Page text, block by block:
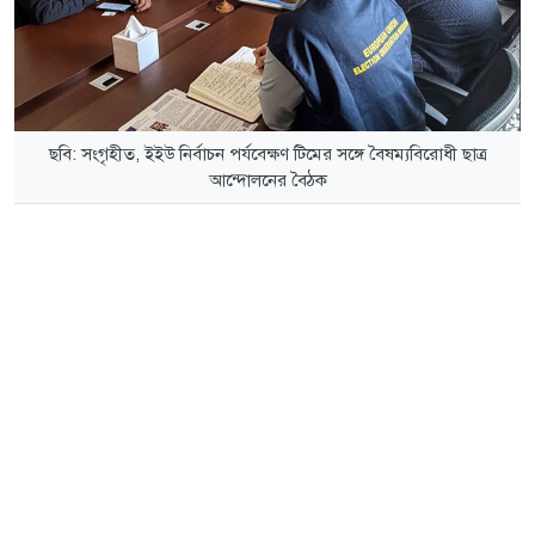
ছবি: সংগৃহীত, ইইউ নির্বাচন পর্যবেক্ষণ টিমের সঙ্গে বৈষম্যবিরোধী ছাত্র
আন্দোলনের বৈঠক